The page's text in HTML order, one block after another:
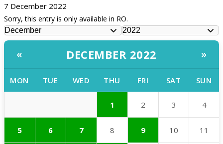
7 December 2022
Sorry, this entry is only available in RO.
« DECEMBER 2022 »
MON TUE WED THU FRI SAT SUN
1 2 3 4
5 6 7 8 9 10 11